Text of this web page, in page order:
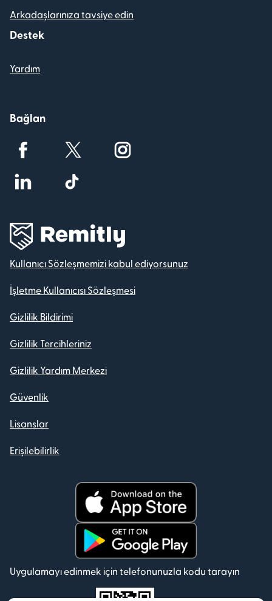
Arkadaşlarınıza tavsiye edin
Destek
Yardım
Bağlan
Kullanıcı Sözleşmemizi kabul ediyorsunuz
İşletme Kullanıcısı Sözleşmesi
Gizlilik Bildirimi
Gizlilik Tercihleriniz
Gizlilik Yardım Merkezi
Güvenlik
Lisanslar
Erişilebilirlik
Uygulamayı edinmek için telefonunuzla kodu tarayın